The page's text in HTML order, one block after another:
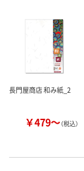
長門屋商店 和み紙_2
￥479～（税込）